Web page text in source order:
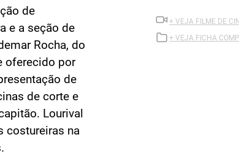
de
e a seção de
Rocha, do
oferecido por
de
de corte e
Lourival
costureiras na
+ VEJA FILME DE
+ VEJA FICHA